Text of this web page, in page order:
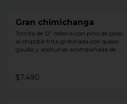
Gran chimichanga
Tortilla de 12” rellena con pino de pollo
al chipotle frita gratinada con queso
gauda y aceitunas acompañada de
$7.490